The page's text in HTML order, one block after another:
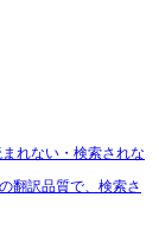
れない・検索されな
翻訳品質で、検索さ